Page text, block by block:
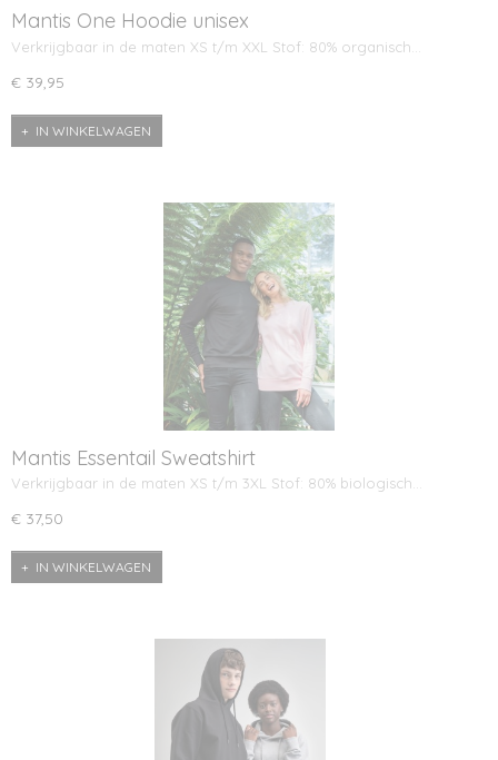
Mantis One Hoodie unisex
Verkrijgbaar in de maten XS t/m XXL Stof: 80% organisch…
€ 39,95
IN WINKELWAGEN
Mantis Essentail Sweatshirt
Verkrijgbaar in de maten XS t/m 3XL Stof: 80% biologisch…
€ 37,50
IN WINKELWAGEN